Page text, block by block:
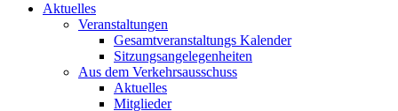
Aktuelles
Veranstaltungen
Gesamtveranstaltungs Kalender
Sitzungsangelegenheiten
Aus dem Verkehrsausschuss
Aktuelles
Mitglieder